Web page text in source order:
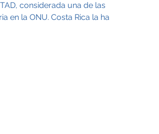
considerada una de las
en la ONU. Costa Rica la ha